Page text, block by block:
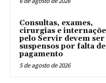
Consultas, exames,
cirurgias e
pelo Servir devem ser
suspensos por falta de
pagamento
5 de agosto de 2026